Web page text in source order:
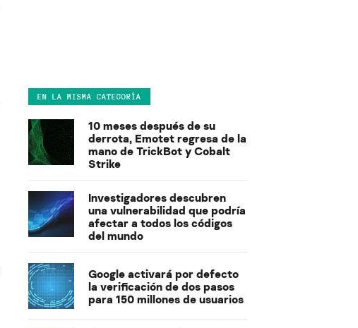
EN LA MISMA CATEGORÍA
10 meses después de su
derrota, Emotet regresa de la
mano de TrickBot y Cobalt
Strike
Investigadores descubren
una vulnerabilidad que podría
afectar a todos los códigos
del mundo
Google activará por defecto
la verificación de dos pasos
para 150 millones de usuarios